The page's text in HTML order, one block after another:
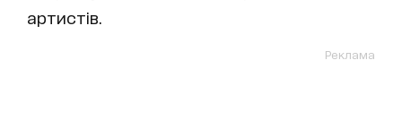
артистів.
Реклама